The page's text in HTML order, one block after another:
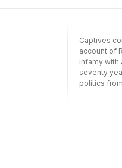
ambitious,
Guillaume
steps onto
1940. But
are cut
explosion
Captives
account of
infamy with
seventy
politics